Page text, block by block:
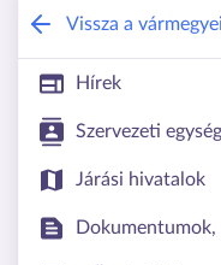
Csongrád-
Vissza a
Hírek
Szervezeti
Járási hivatalok